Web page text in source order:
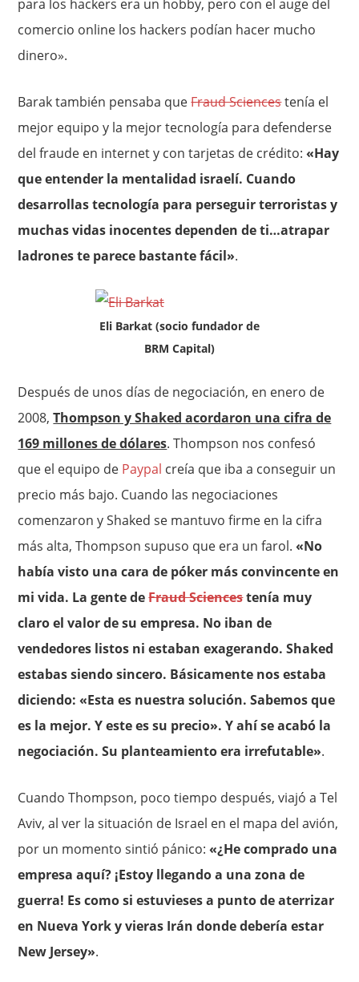
para los hackers era un hobby, pero con el auge del
comercio online los hackers podían hacer mucho
dinero».
Barak también pensaba queFraud Sciencestenía el
mejor equipo y la mejor tecnología para defenderse
del fraude en internet y con tarjetas de crédito:«Hay
que entender la mentalidad israelí. Cuando
desarrollas tecnología para perseguir terroristas y
muchas vidas inocentes dependen de ti…atrapar
ladrones te parece bastante fácil».
Eli Barkat (socio fundador de
BRM Capital)
Después de unos días de negociación, en enero de
2008,Thompson y Shaked acordaron una cifra de
169 millones de dólares. Thompson nos confesó
que el equipo de Paypal creía que iba a conseguir un
precio más bajo. Cuando las negociaciones
comenzaron y Shaked se mantuvo firme en la cifra
más alta, Thompson supuso que era un farol. «No
había visto una cara de póker más convincente en
mi vida. La gente deFraud Sciencestenía muy
claro el valor de su empresa. No iban de
vendedores listos ni estaban exagerando. Shaked
estabas siendo sincero. Básicamente nos estaba
diciendo: «Esta es nuestra solución. Sabemos que
es la mejor. Y este es su precio». Y ahí se acabó la
negociación. Su planteamiento era irrefutable».
Cuando Thompson, poco tiempo después, viajó a Tel
Aviv, al ver la situación de Israel en el mapa del avión,
por un momento sintió pánico: «¿He comprado una
empresa aquí? ¡Estoy llegando a una zona de
guerra! Es como si estuvieses a punto de aterrizar
en Nueva York y vieras Irán donde debería estar
New Jersey».